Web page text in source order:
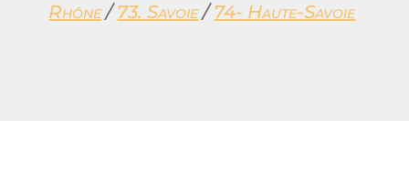
Rhône/ 73. Savoie /74- Haute-Savoie